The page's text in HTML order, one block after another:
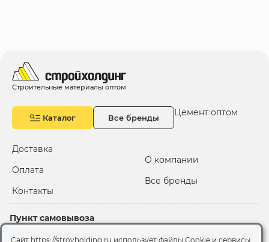
Строительные материалы оптом
Каталог Все бренды Цемент оптом
Доставка
Оплата
Контакты
О компании
Все бренды
Пункт самовывоза
Сайт https://stroyholding.ru использует файлы Cookie и сервисы